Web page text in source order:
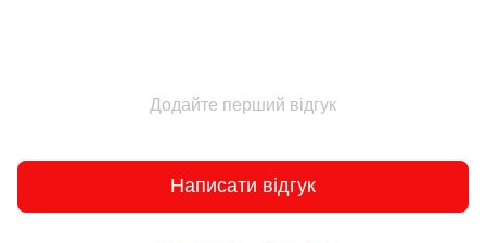
Додайте перший відгук
Написати відгук